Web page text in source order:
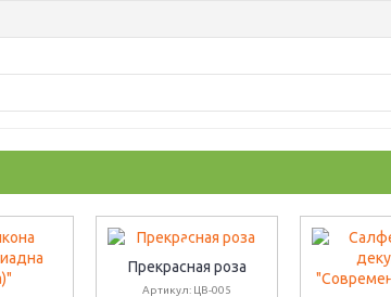
Прекрасная роза
Артикул: ЦВ-005